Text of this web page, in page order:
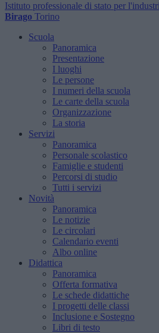
Istituto professionale di stato per
Birago Torino
Scuola
Panoramica
Presentazione
I luoghi
Le persone
I numeri della scuola
Le carte della scuola
Organizzazione
La storia
Servizi
Panoramica
Personale scolastico
Famiglie e studenti
Percorsi di studio
Tutti i servizi
Novità
Panoramica
Le notizie
Le circolari
Calendario eventi
Albo online
Didattica
Panoramica
Offerta formativa
Le schede didattiche
I progetti delle classi
Inclusione e Sostegno
Libri di testo